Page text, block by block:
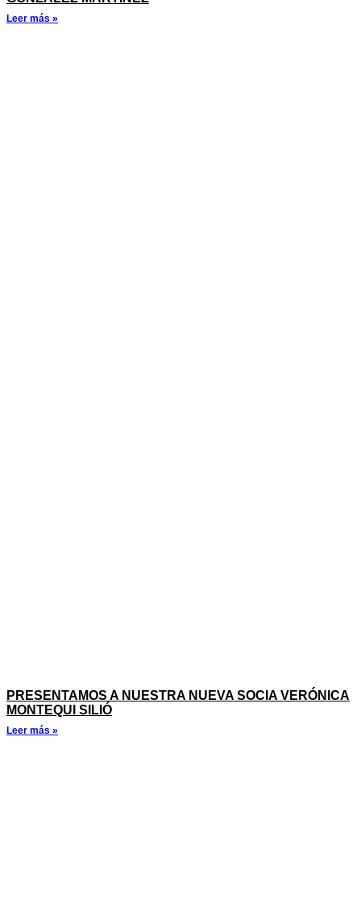
Leer más »
PRESENTAMOS A NUESTRA NUEVA SOCIA VERÓNICA
MONTEQUI SILIÓ
Leer más »